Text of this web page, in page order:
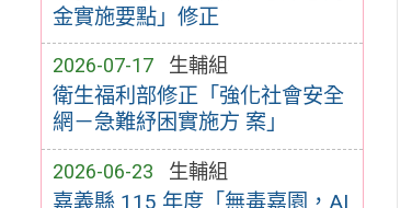
金實施要點」修正
2026-07-17 生輔組
衛生福利部修正「強化社會安全
網－急難紓困實施方 案」
2026-06-23 生輔組
嘉義縣 115 年度「無毒嘉園，AI